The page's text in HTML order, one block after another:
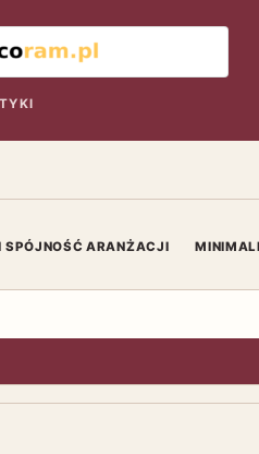
SPÓJNOŚĆ ARANŻACJI